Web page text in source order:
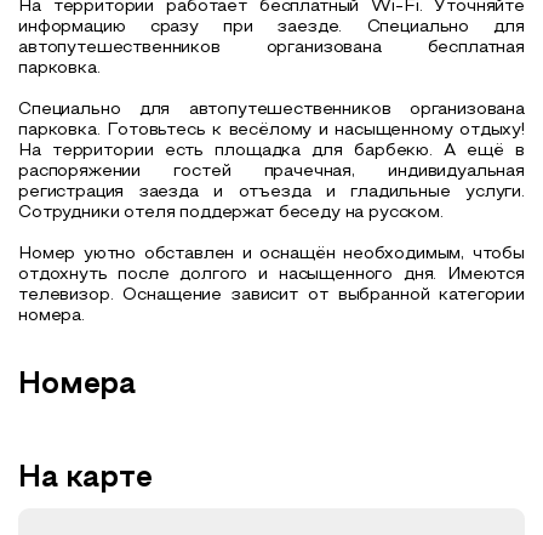
На территории работает бесплатный Wi-Fi. Уточняйте
информацию сразу при заезде. Специально для
автопутешественников организована бесплатная
парковка.
Специально для автопутешественников организована
парковка. Готовьтесь к весёлому и насыщенному отдыху!
На территории есть площадка для барбекю. А ещё в
распоряжении гостей прачечная, индивидуальная
регистрация заезда и отъезда и гладильные услуги.
Сотрудники отеля поддержат беседу на русском.
Номер уютно обставлен и оснащён необходимым, чтобы
отдохнуть после долгого и насыщенного дня. Имеются
телевизор. Оснащение зависит от выбранной категории
номера.
Номера
На карте